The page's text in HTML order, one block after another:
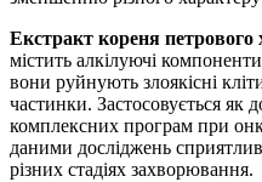
Екстракт кореня петрового
містить алкілуючі
вони руйнують злоякісні
частинки. Застосовується як
комплексних програм при
даними досліджень
різних стадіях захворювання.